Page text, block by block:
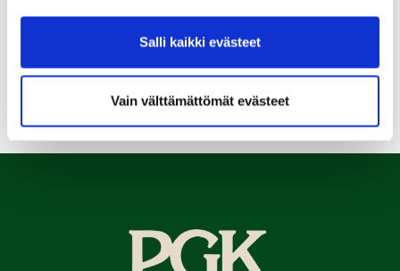
Salli kaikki evästeet
Vain välttämättömät evästeet